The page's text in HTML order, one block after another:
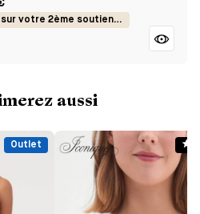
votre 2ème soutien-gorge
aussi
Outlet